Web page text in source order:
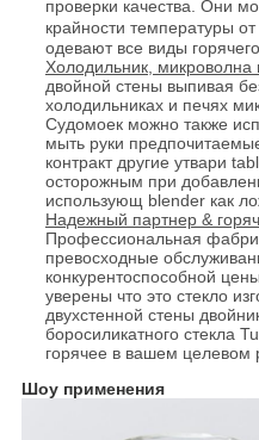
проверки качества. Они
крайности температуры
одевают все виды
Холодильник,
двойной стены выпивая
холодильниках и печях
Судомоек можно также
мыть руки
контракт другие утвари
осторожным при
использующ blender как
Надежный партнер &
Профессиональная
превосходные
конкурентоспособной
уверены что это стекло
двухстенной стены
боросиликатного стекла
горячее в вашем целевом
Шоу применения